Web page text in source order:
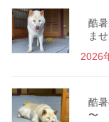
酷
ま
2026
酷
〜